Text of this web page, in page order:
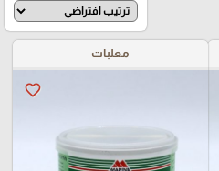
معلبات
favorite_border